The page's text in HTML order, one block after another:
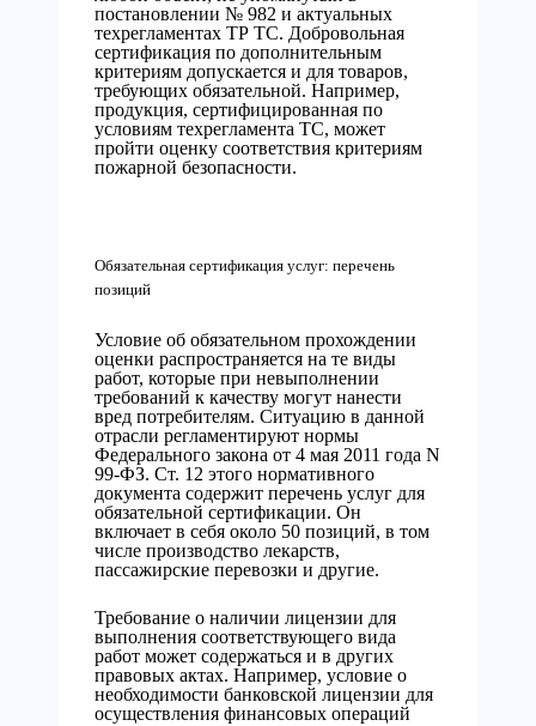
постановлении № 982 и актуальных
техрегламентах ТР ТС. Добровольная
сертификация по дополнительным
критериям допускается и для товаров,
требующих обязательной. Например,
продукция, сертифицированная по
условиям техрегламента ТС, может
пройти оценку соответствия критериям
пожарной безопасности.
Обязательная сертификация услуг: перечень
позиций
Условие об обязательном прохождении
оценки распространяется на те виды
работ, которые при невыполнении
требований к качеству могут нанести
вред потребителям. Ситуацию в данной
отрасли регламентируют нормы
Федерального закона от 4 мая 2011 года N
99-ФЗ. Ст. 12 этого нормативного
документа содержит перечень услуг для
обязательной сертификации. Он
включает в себя около 50 позиций, в том
числе производство лекарств,
пассажирские перевозки и другие.
Требование о наличии лицензии для
выполнения соответствующего вида
работ может содержаться и в других
правовых актах. Например, условие о
необходимости банковской лицензии для
осуществления финансовых операций